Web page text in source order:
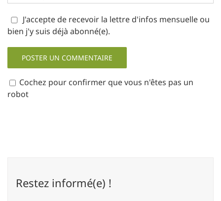
J'accepte de recevoir la lettre d'infos mensuelle ou
bien j'y suis déjà abonné(e).
Cochez pour confirmer que vous n'êtes pas un
robot
Restez informé(e) !